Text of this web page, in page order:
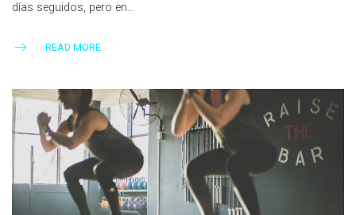
días seguidos, pero en…
READ MORE